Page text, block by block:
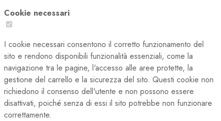
Cookie necessari
I cookie necessari consentono il corretto funzionamento del
sito e rendono disponibili funzionalità essenziali, come la
navigazione tra le pagine, l'accesso alle aree protette, la
gestione del carrello e la sicurezza del sito. Questi cookie non
richiedono il consenso dell'utente e non possono essere
disattivati, poiché senza di essi il sito potrebbe non funzionare
correttamente.